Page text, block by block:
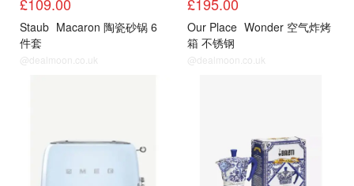
Staub Macaron 陶瓷砂锅 6
件套
@dealmoon.co.uk
Our Place Wonder 空气炸烤
箱 不锈钢
@dealmoon.co.uk